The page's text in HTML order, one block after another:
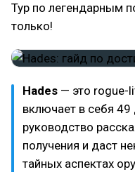
Тур по легендарным
только!
Hades — это rogue-
включает в себя
руководство
получения и даст
тайных аспектах